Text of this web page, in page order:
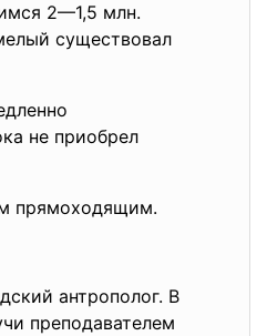
2—1,5 млн.
существовал
не приобрел
прямоходящим.
антрополог. В
преподавателем